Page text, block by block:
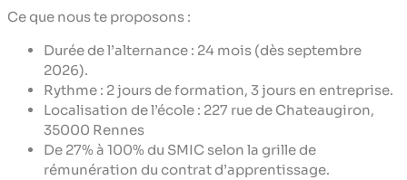
Ce que nous te proposons :
Durée de l’alternance : 24 mois (dès septembre
2026).
Rythme : 2 jours de formation, 3 jours en entreprise.
Localisation de l’école : 227 rue de Chateaugiron,
35000 Rennes
De 27% à 100% du SMIC selon la grille de
rémunération du contrat d’apprentissage.